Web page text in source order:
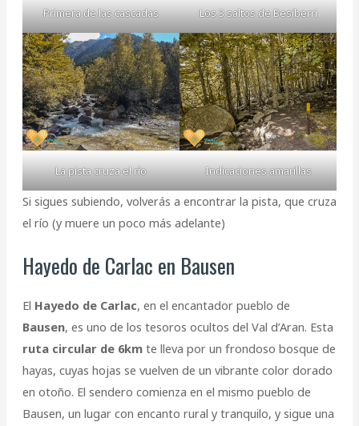
Primera de las cascadas Los 3 saltos de Besiberri
La pista cruza el río Indicaciones amarillas
Si sigues subiendo, volverás a encontrar la pista, que cruza
el río (y muere un poco más adelante)
Hayedo de Carlac en Bausen
El Hayedo de Carlac, en el encantador pueblo de
Bausen, es uno de los tesoros ocultos del Val d’Aran. Esta
ruta circular de 6kmte lleva por un frondoso bosque de
hayas, cuyas hojas se vuelven de un vibrante color dorado
en otoño. El sendero comienza en el mismo pueblo de
Bausen, un lugar con encanto rural y tranquilo, y sigue una